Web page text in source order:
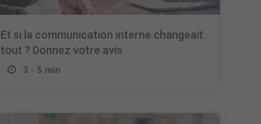
Et si la communication interne changeait
tout ? Donnez votre avis
3 - 5 min